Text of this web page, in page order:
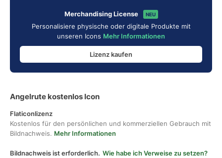
Merchandising License NEU
Personalisiere physische oder digitale Produkte mit
unseren Icons Mehr Informationen
Lizenz kaufen
Angelrute kostenlos Icon
Flaticonlizenz
Kostenlos für den persönlichen und kommerziellen Gebrauch mit
Bildnachweis. Mehr Informationen
Bildnachweis ist erforderlich. Wie habe ich Verweise zu setzen?